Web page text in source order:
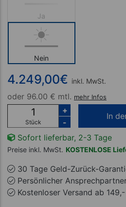
Ja
Nein
4.249,00€ inkl. MwSt.
oder 96.00 € mtl. mehr Infos
Stück
+
-
In
Sofort lieferbar, 2-3 Tage
Preise inkl. MwSt. KOSTENLOSE
30 Tage Geld-Zurück-
Persönlicher
Kostenloser Versand ab